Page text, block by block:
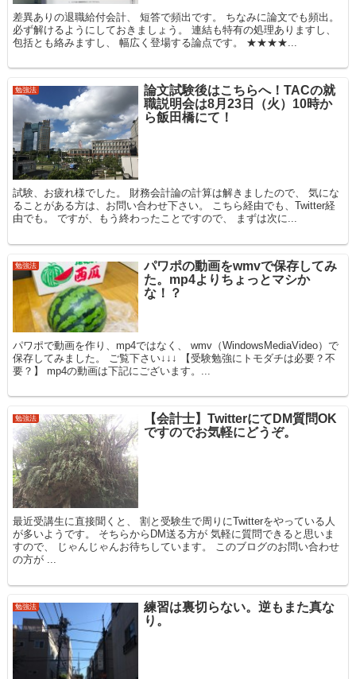
差異ありの退職給付会計、 短答で頻出です。 ちなみに論文でも頻出。
必ず解けるようにしておきましょう。 連結も特有の処理ありますし、
包括とも絡みますし、 幅広く登場する論点です。 ★★★★...
勉強法
論文試験後はこちらへ！TACの就
職説明会は8月23日（火）10時か
ら飯田橋にて！
試験、お疲れ様でした。 財務会計論の計算は解きましたので、 気にな
ることがある方は、お問い合わせ下さい。 こちら経由でも、Twitter経
由でも。 ですが、もう終わったことですので、 まずは次に...
勉強法
パワポの動画をwmvで保存してみ
た。mp4よりちょっとマシか
な！？
パワポで動画を作り、mp4ではなく、 wmv（WindowsMediaVideo）で
保存してみました。 ご覧下さい↓↓↓ 【受験勉強にトモダチは必要？不
要？】 mp4の動画は下記にございます。...
勉強法
【会計士】TwitterにてDM質問OK
ですのでお気軽にどうぞ。
最近受講生に直接聞くと、 割と受験生で周りにTwitterをやっている人
が多いようです。 そちらからDM送る方が 気軽に質問できると思いま
すので、 じゃんじゃんお待ちしています。 このブログのお問い合わせ
の方が ...
勉強法
練習は裏切らない。逆もまた真な
り。